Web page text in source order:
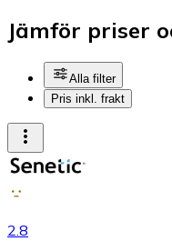
Jämför priser
Alla filter
Pris inkl. frakt
2.8